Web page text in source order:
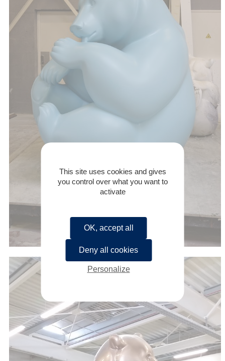
This site uses cookies and gives
you control over what you want to
activate
OK, accept all
Deny all cookies
Personalize